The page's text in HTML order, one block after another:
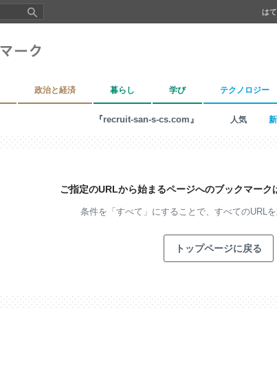
は
政治と経済 暮らし 学び テクノロジー
『recruit-san-s-cs.com』 人気
ご指定のURLから始まるページへのブックマーク
条件を「すべて」にすることで、 すべてのURL
トップページに戻る